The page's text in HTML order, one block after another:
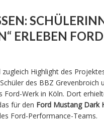
ERLEBEN
zugleich Highlight des
des BBZ
Ford-Werk in Köln. Dort
für den Ford Mustang Dark
Ford-Performance-Teams.